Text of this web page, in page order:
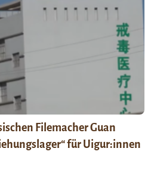
Filemacher Guan
für Uigur:innen